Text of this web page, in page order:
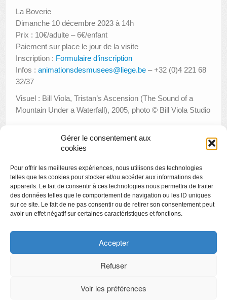
Gérer le consentement aux
cookies
Pour offrir les meilleures expériences, nous utilisons des technologies
telles que les cookies pour stocker et/ou accéder aux informations des
appareils. Le fait de consentir à ces technologies nous permettra de traiter
des données telles que le comportement de navigation ou les ID uniques
sur ce site. Le fait de ne pas consentir ou de retirer son consentement peut
avoir un effet négatif sur certaines caractéristiques et fonctions.
Accepter
Refuser
Voir les préférences
La Boverie
Dimanche 10 décembre 2023 à 14h
Prix : 10€/adulte – 6€/enfant
Paiement sur place le jour de la visite
Inscription : Formulaire d’inscription
Infos : animationsdesmusees@liege.be – +32 (0)4 221 68
32/37
Visuel : Bill Viola, Tristan’s Ascension (The Sound of a
Mountain Under a Waterfall), 2005, photo © Bill Viola Studio
« Le vieux jardinier » lecture
Créamusée spécial Saint-Nicolas
Copyright
Politique de confidentialité
Chartes des engagements des opérateurs culturels